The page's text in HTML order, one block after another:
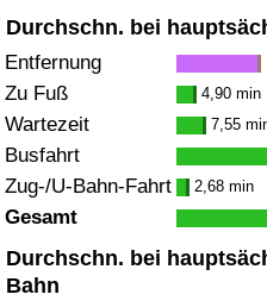
Durchschn. bei
Entfernung
Zu Fuß 4,90 min
Wartezeit 7,55
Busfahrt
Zug-/U-Bahn-Fahrt 2,68 min
Gesamt
Durchschn. bei
Bahn